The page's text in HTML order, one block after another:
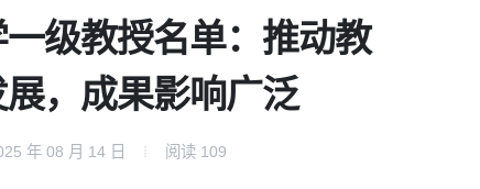
级教授名单：推动教
，成果影响广泛
年 08 月 14 日 阅读 109